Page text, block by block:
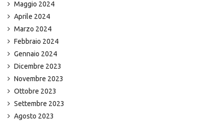
Maggio 2024
Aprile 2024
Marzo 2024
Febbraio 2024
Gennaio 2024
Dicembre 2023
Novembre 2023
Ottobre 2023
Settembre 2023
Agosto 2023